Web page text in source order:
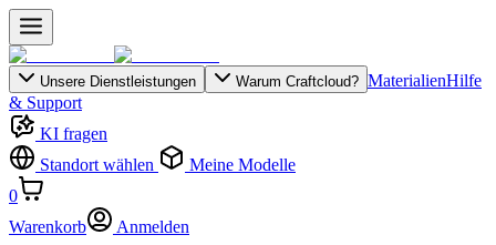
Unsere Dienstleistungen Warum Craftcloud? MaterialienHilfe
& Support
KI fragen
Standort wählen
Meine Modelle
0
Warenkorb
Anmelden